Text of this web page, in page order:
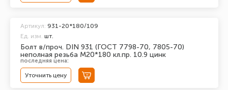
Болт в/проч. DIN 931 (ГОСТ 7798-70, 7805-70)
неполная резьба М20*180 кл.пр. 10.9 цинк
Артикул: 931-20*180/109
Ед. изм. шт.
последняя цена:
Уточнить цену